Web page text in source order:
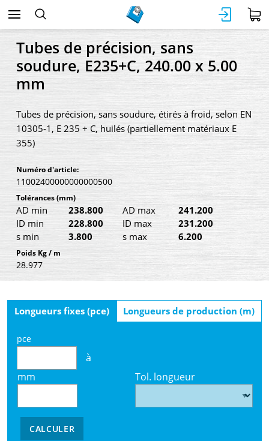
Tubes de précision, sans
soudure, E235+C, 240.00 x 5.00
mm
Tubes de précision, sans soudure, étirés à froid, selon EN
10305-1, E 235 + C, huilés (partiellement matériaux E
355)
Numéro d'article:
11002400000000000500
Tolérances(mm)
AD min 238.800 AD max
241.200
ID min
228.800 ID max
231.200
s min
3.800 s max 6.200
Poids Kg / m
28.977
Longueurs fixes (pce) Longueurs de production (m)
pce
à
mm
Tol. longueur
CALCULER